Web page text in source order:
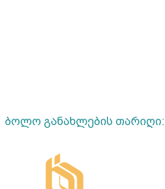
ბოლო განახლების თარიღი: